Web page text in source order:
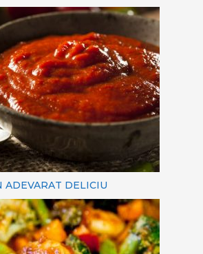
ADEVARAT DELICIU